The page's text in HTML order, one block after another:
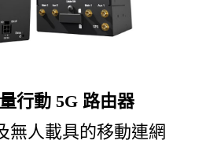
行動 5G 路由器
無人載具的移動連網